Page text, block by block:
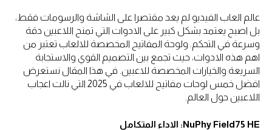
عالم العاب الفيديو لم يعد مقتصرا على الشاشة والرسومات فقط،
بل اصبح يعتمد بشكل كبير على الادوات التي تمنح اللاعبين دقة
وسرعة في التحكم. ولوحة المفاتيح المخصصة للالعاب تعتبر من
اهم هذه الادوات، حيث تجمع بين التصميم القوي والاستجابة
السريعة والخيارات المخصصة للاعبين. في هذا المقال نستعرض
افضل خمس لوحات مفاتيح للالعاب في 2025 التي نالت اعجاب
اللاعبين حول العالم.
NuPhy Field75 HE: الاداء المتكامل